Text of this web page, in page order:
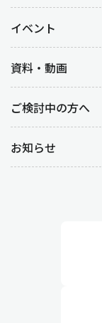
イベント
資料・動画
ご検討中の方へ
お知らせ